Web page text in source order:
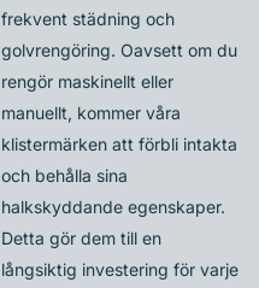
frekvent städning och
golvrengöring. Oavsett om du
rengör maskinellt eller
manuellt, kommer våra
klistermärken att förbli intakta
och behålla sina
halkskyddande egenskaper.
Detta gör dem till en
långsiktig investering för varje